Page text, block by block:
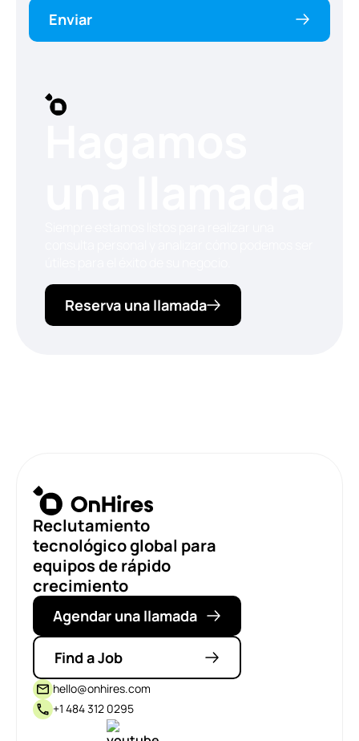
Enviar
Reserva una llamada
Reclutamiento
tecnológico global para
equipos de rápido
crecimiento
Agendar una llamada
Find a Job
hello@onhires.com
+1 484 312 0295